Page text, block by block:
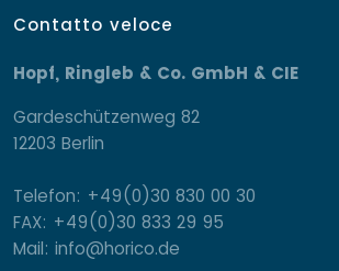
Contatto veloce
Hopf, Ringleb & Co. GmbH & CIE
Gardeschützenweg 82
12203 Berlin
Telefon: +49(0)30 830 00 30
FAX: +49(0)30 833 29 95
Mail: info@horico.de